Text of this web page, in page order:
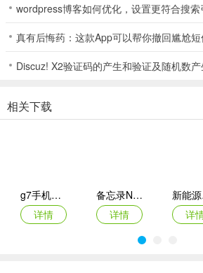
华通汇达冷链物流基地
华通汇达冷链物流基地，能为您解决冷链物
善保存，减少变质风险。在运输方面，有
时监控冷链状态，让您随时掌握货物动态。
地，您无需再为冷链物流的繁琐操心。无论
wordpress博客如何优化，设置更符合搜
真有后悔药：这款App可以帮你撤回尴尬
Discuz! X2验证码的产生和验证及随机数
相关下载
g7手机管车app
详情
备忘录Note(多功能记事APP)
详情
新
详